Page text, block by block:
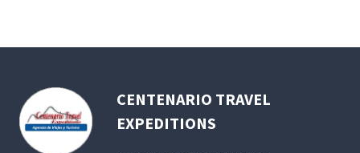
CENTENARIO TRAVEL
EXPEDITIONS